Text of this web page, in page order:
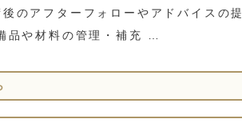
のアフターフォローやアドバイスの提
品や材料の管理・補充 …